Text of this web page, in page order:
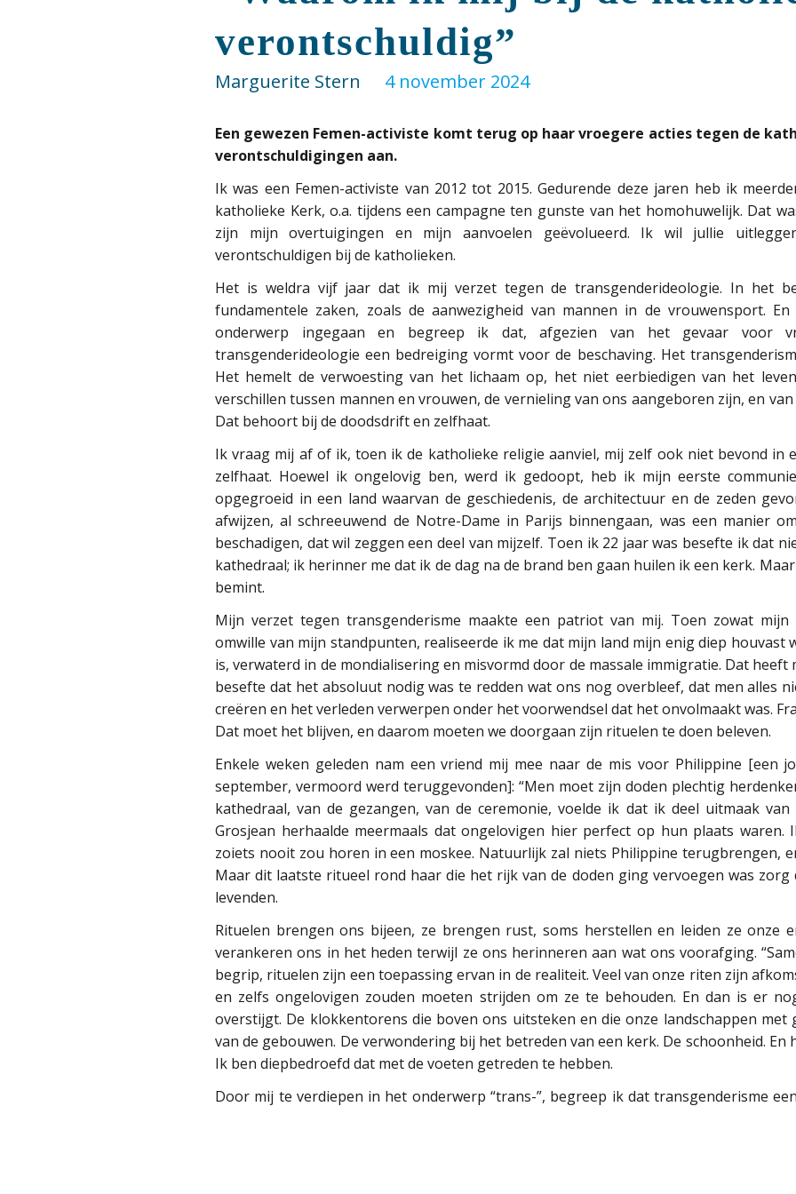
verontschuldig”
Marguerite Stern 4 november 2024
Een gewezen Femen-activiste komt terug op haar vroegere acties tegen de
verontschuldigingen aan.
Ik was een Femen-activiste van 2012 tot 2015. Gedurende deze jaren heb ik
katholieke Kerk, o.a. tijdens een campagne ten gunste van het homohuwelijk. Dat
zijn mijn overtuigingen en mijn aanvoelen geëvolueerd. Ik wil jullie
verontschuldigen bij de katholieken.
Het is weldra vijf jaar dat ik mij verzet tegen de transgenderideologie. In het
fundamentele zaken, zoals de aanwezigheid van mannen in de vrouwensport.
onderwerp ingegaan en begreep ik dat, afgezien van het gevaar voor
transgenderideologie een bedreiging vormt voor de beschaving. Het
Het hemelt de verwoesting van het lichaam op, het niet eerbiedigen van het
verschillen tussen mannen en vrouwen, de vernieling van ons aangeboren zijn, en
Dat behoort bij de doodsdrift en zelfhaat.
Ik vraag mij af of ik, toen ik de katholieke religie aanviel, mij zelf ook niet bevond in
zelfhaat. Hoewel ik ongelovig ben, werd ik gedoopt, heb ik mijn eerste
opgegroeid in een land waarvan de geschiedenis, de architectuur en de zeden
afwijzen, al schreeuwend de Notre-Dame in Parijs binnengaan, was een manier
beschadigen, dat wil zeggen een deel van mijzelf. Toen ik 22 jaar was besefte ik dat
kathedraal; ik herinner me dat ik de dag na de brand ben gaan huilen ik een kerk.
bemint.
Mijn verzet tegen transgenderisme maakte een patriot van mij. Toen zowat mijn
omwille van mijn standpunten, realiseerde ik me dat mijn land mijn enig diep houvast
is, verwaterd in de mondialisering en misvormd door de massale immigratie. Dat
besefte dat het absoluut nodig was te redden wat ons nog overbleef, dat men alles
creëren en het verleden verwerpen onder het voorwendsel dat het onvolmaakt was.
Dat moet het blijven, en daarom moeten we doorgaan zijn rituelen te doen beleven.
Enkele weken geleden nam een vriend mij mee naar de mis voor Philippine [een
september, vermoord werd teruggevonden]: “Men moet zijn doden plechtig
kathedraal, van de gezangen, van de ceremonie, voelde ik dat ik deel uitmaak van
Grosjean herhaalde meermaals dat ongelovigen hier perfect op hun plaats waren.
zoiets nooit zou horen in een moskee. Natuurlijk zal niets Philippine terugbrengen,
Maar dit laatste ritueel rond haar die het rijk van de doden ging vervoegen was
levenden.
Rituelen brengen ons bijeen, ze brengen rust, soms herstellen en leiden ze onze
verankeren ons in het heden terwijl ze ons herinneren aan wat ons voorafging.
begrip, rituelen zijn een toepassing ervan in de realiteit. Veel van onze riten zijn
en zelfs ongelovigen zouden moeten strijden om ze te behouden. En dan is er
overstijgt. De klokkentorens die boven ons uitsteken en die onze landschappen met
van de gebouwen. De verwondering bij het betreden van een kerk. De schoonheid. En
Ik ben diepbedroefd dat met de voeten getreden te hebben.
Door mij te verdiepen in het onderwerp “trans-”, begreep ik dat transgenderisme